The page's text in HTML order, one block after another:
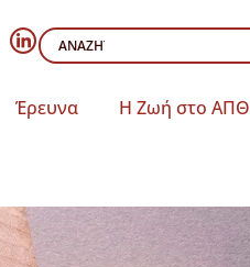
Έρευνα Η Ζωή στο ΑΠΘ